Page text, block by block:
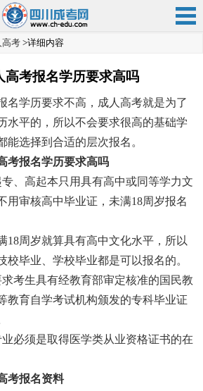
高考 >详细内容
高考报名学历要求高吗
名学历要求不高，成人高考就是为了
水平的，所以不会要求很高的基础学
能选择到合适的层次报名。
考报名学历要求高吗
、高起本只用具有高中或同等学力文
用审核高中毕业证，未满18周岁报名
18周岁就算具有高中文化水平，所以
校毕业、学校毕业都是可以报名的。
考生具有经教育部审定核准的国民教
教育自学考试机构颁发的专科毕业证
必须是取得医学类从业资格证书的在
考报名资料